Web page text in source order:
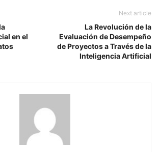
en el
Next article
La Revolución de la
Evaluación de Desempeño
de Proyectos a Través de la
Inteligencia Artificial